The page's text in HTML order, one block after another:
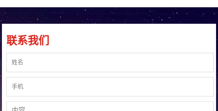
联系我们